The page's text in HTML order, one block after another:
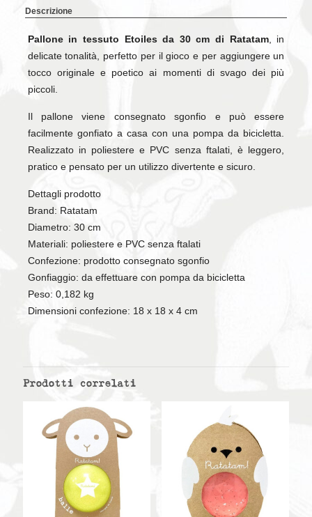
Descrizione
Pallone in tessuto Etoiles da 30 cm di Ratatam, in
delicate tonalità, perfetto per il gioco e per aggiungere un
tocco originale e poetico ai momenti di svago dei più
piccoli.
Il pallone viene consegnato sgonfio e può essere
facilmente gonfiato a casa con una pompa da bicicletta.
Realizzato in poliestere e PVC senza ftalati, è leggero,
pratico e pensato per un utilizzo divertente e sicuro.
Dettagli prodotto
Brand: Ratatam
Diametro: 30 cm
Materiali: poliestere e PVC senza ftalati
Confezione: prodotto consegnato sgonfio
Gonfiaggio: da effettuare con pompa da bicicletta
Peso: 0,182 kg
Dimensioni confezione: 18 x 18 x 4 cm
Prodotti correlati